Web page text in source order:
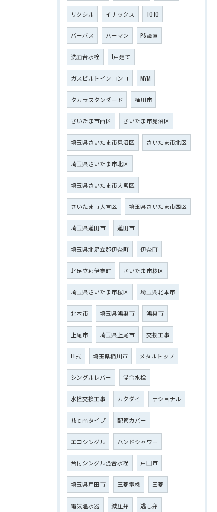
リクシル イナックス TOTO
パーパス ハーマン PS設置
洗面台水栓 1戸建て
ガスビルトインコンロ MYM
タカラスタンダード 桶川市
さいたま市西区 さいたま市見沼区
埼玉県さいたま市見沼区 さいたま市北区
埼玉県さいたま市北区
埼玉県さいたま市大宮区
さいたま市大宮区 埼玉県さいたま市西区
埼玉県蓮田市 蓮田市
埼玉県北足立郡伊奈町 伊奈町
北足立郡伊奈町 さいたま市桜区
埼玉県さいたま市桜区 埼玉県北本市
北本市 埼玉県鴻巣市 鴻巣市
上尾市 埼玉県上尾市 交換工事
FF式 埼玉県桶川市 メタルトップ
シングルレバー 混合水栓
水栓交換工事 カクダイ ナショナル
75ｃｍタイプ 配管カバー
エコシングル ハンドシャワー
台付シングル混合水栓 戸田市
埼玉県戸田市 三菱電機 三菱
電気温水器 減圧弁 逃し弁